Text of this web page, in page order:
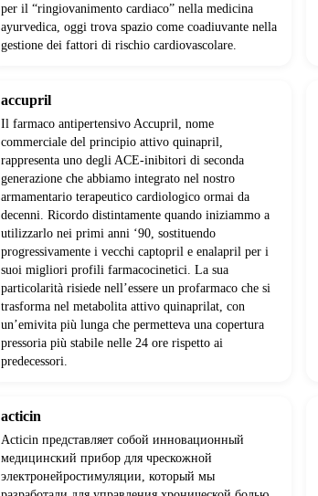
per il “ringiovanimento cardiaco” nella medicina
ayurvedica, oggi trova spazio come coadiuvante nella
gestione dei fattori di rischio cardiovascolare.
accupril
Il farmaco antipertensivo Accupril, nome
commerciale del principio attivo quinapril,
rappresenta uno degli ACE-inibitori di seconda
generazione che abbiamo integrato nel nostro
armamentario terapeutico cardiologico ormai da
decenni. Ricordo distintamente quando iniziammo a
utilizzarlo nei primi anni ‘90, sostituendo
progressivamente i vecchi captopril e enalapril per i
suoi migliori profili farmacocinetici. La sua
particolarità risiede nell’essere un profarmaco che si
trasforma nel metabolita attivo quinaprilat, con
un’emivita più lunga che permetteva una copertura
pressoria più stabile nelle 24 ore rispetto ai
predecessori.
acticin
Acticin представляет собой инновационный
медицинский прибор для чрескожной
электронейростимуляции, который мы